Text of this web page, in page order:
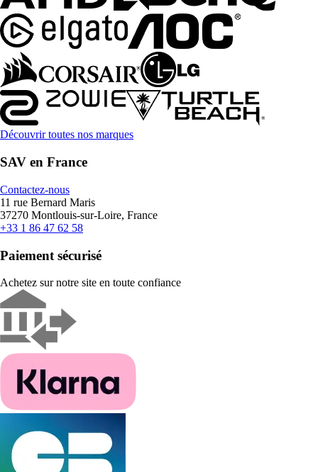
Découvrir toutes nos marques
SAV en France
Contactez-nous
11 rue Bernard Maris
37270 Montlouis-sur-Loire, France
+33 1 86 47 62 58
Paiement sécurisé
Achetez sur notre site en toute confiance